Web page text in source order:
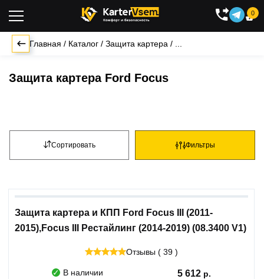

0
Главная / Каталог / Защита картера /
Защита картера Ford Focus
Фильтры
Сортировать
Защита картера и КПП Ford Focus III (2011-
2015),Focus III Рестайлинг (2014-2019) (08.3400 V1)
Отзывы ( 39 )
В наличии 5 612